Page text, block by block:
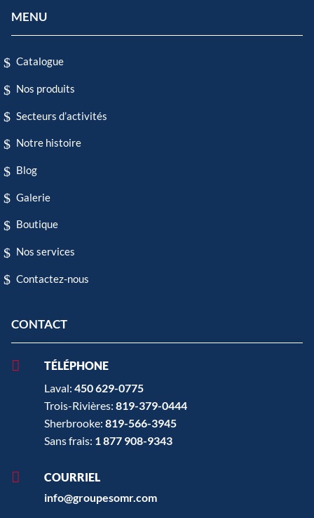
MENU
Catalogue
Nos produits
Secteurs d’activités
Notre histoire
Blog
Galerie
Boutique
Nos services
Contactez-nous
CONTACT

TÉLÉPHONE
Laval: 450 629-0775
Trois-Rivières: 819-379-0444
Sherbrooke: 819-566-3945
Sans frais: 1 877 908-9343

COURRIEL
info@groupesomr.com